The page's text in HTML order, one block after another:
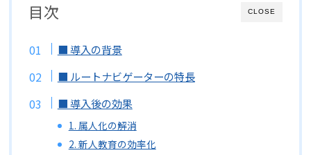
CLOSE
目次
■ 導入の背景
■ ルートナビゲーターの特長
■ 導入後の効果
1. 属人化の解消
2. 新人教育の効率化